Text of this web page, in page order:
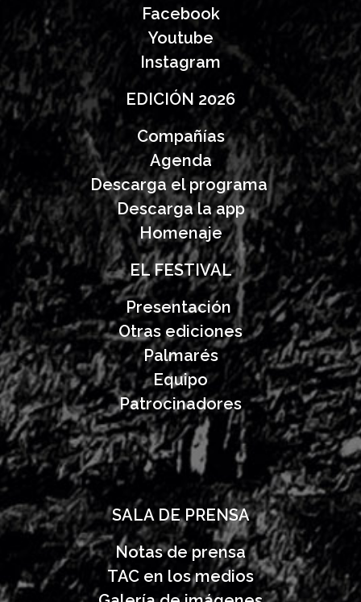
Facebook
Youtube
Instagram
EDICIÓN 2026
Compañías
Agenda
Descarga el programa
Descarga la app
Homenaje
EL FESTIVAL
Presentación
Otras ediciones
Palmarés
Equipo
Patrocinadores
SALA DE PRENSA
Notas de prensa
TAC en los medios